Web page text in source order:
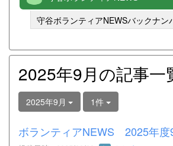
守谷ボランティアNEWSバックナン
2025年9月の記事一
2025年9月 1件
ボランティアNEWS 2025年度